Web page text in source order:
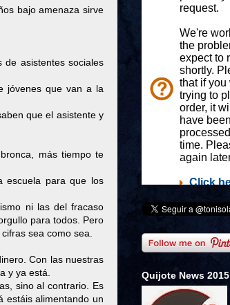
bajo amenaza sirve
asistentes sociales
jóvenes que van a la
que el asistente y
más tiempo te
escuela para que los
ni las del fracaso
para todos. Pero
sea como sea.
Con las nuestras
y ya está.
sino al contrario. Es
estáis alimentando un
Quijote News 2015